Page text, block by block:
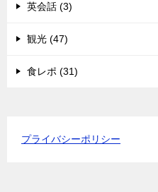
英会話 (3)
観光 (47)
食レポ (31)
プライバシーポリシー